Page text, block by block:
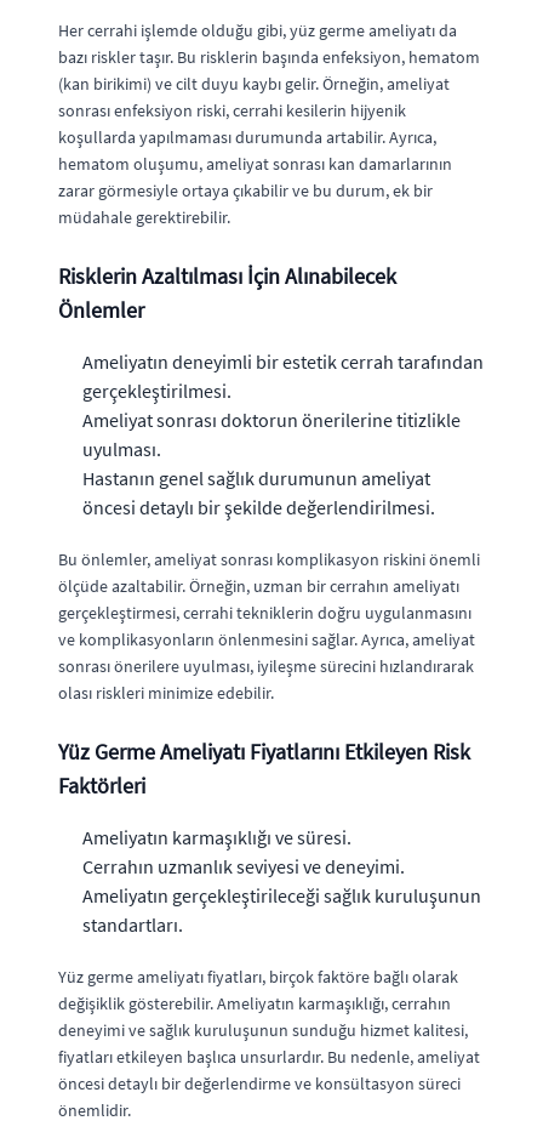
Her cerrahi işlemde olduğu gibi, yüz germe ameliyatı da
bazı riskler taşır. Bu risklerin başında enfeksiyon, hematom
(kan birikimi) ve cilt duyu kaybı gelir. Örneğin, ameliyat
sonrası enfeksiyon riski, cerrahi kesilerin hijyenik
koşullarda yapılmaması durumunda artabilir. Ayrıca,
hematom oluşumu, ameliyat sonrası kan damarlarının
zarar görmesiyle ortaya çıkabilir ve bu durum, ek bir
müdahale gerektirebilir.
Risklerin Azaltılması İçin Alınabilecek
Önlemler
Ameliyatın deneyimli bir estetik cerrah tarafından
gerçekleştirilmesi.
Ameliyat sonrası doktorun önerilerine titizlikle
uyulması.
Hastanın genel sağlık durumunun ameliyat
öncesi detaylı bir şekilde değerlendirilmesi.
Bu önlemler, ameliyat sonrası komplikasyon riskini önemli
ölçüde azaltabilir. Örneğin, uzman bir cerrahın ameliyatı
gerçekleştirmesi, cerrahi tekniklerin doğru uygulanmasını
ve komplikasyonların önlenmesini sağlar. Ayrıca, ameliyat
sonrası önerilere uyulması, iyileşme sürecini hızlandırarak
olası riskleri minimize edebilir.
Yüz Germe Ameliyatı Fiyatlarını Etkileyen Risk
Faktörleri
Ameliyatın karmaşıklığı ve süresi.
Cerrahın uzmanlık seviyesi ve deneyimi.
Ameliyatın gerçekleştirileceği sağlık kuruluşunun
standartları.
Yüz germe ameliyatı fiyatları, birçok faktöre bağlı olarak
değişiklik gösterebilir. Ameliyatın karmaşıklığı, cerrahın
deneyimi ve sağlık kuruluşunun sunduğu hizmet kalitesi,
fiyatları etkileyen başlıca unsurlardır. Bu nedenle, ameliyat
öncesi detaylı bir değerlendirme ve konsültasyon süreci
önemlidir.